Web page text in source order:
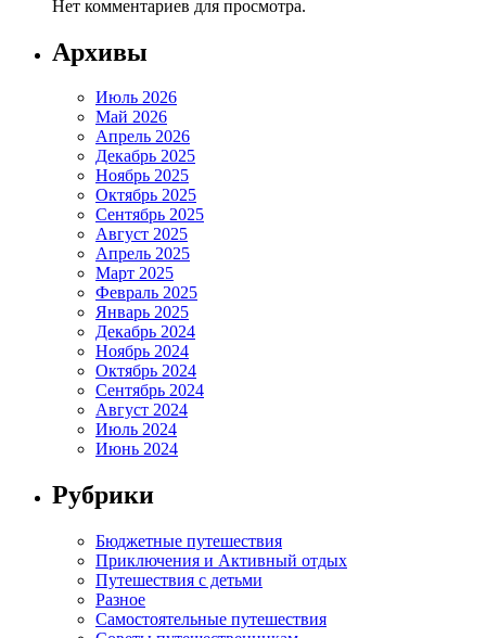
Нет комментариев для просмотра.
Архивы
Июль 2026
Май 2026
Апрель 2026
Декабрь 2025
Ноябрь 2025
Октябрь 2025
Сентябрь 2025
Август 2025
Апрель 2025
Март 2025
Февраль 2025
Январь 2025
Декабрь 2024
Ноябрь 2024
Октябрь 2024
Сентябрь 2024
Август 2024
Июль 2024
Июнь 2024
Рубрики
Бюджетные путешествия
Приключения и Активный отдых
Путешествия с детьми
Разное
Самостоятельные путешествия